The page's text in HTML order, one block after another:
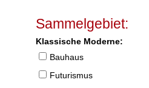
Sammelgebiet:
Klassische Moderne:
Bauhaus
Futurismus